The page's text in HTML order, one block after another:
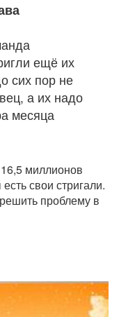
ещё их
сих пор не
а их надо
месяца
миллионов
свои стригали.
проблему в